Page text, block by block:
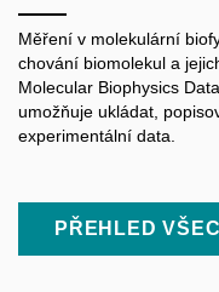
Měření v molekulární
chování biomolekul a
Molecular Biophysics
umožňuje ukládat,
experimentální data.
PŘEHLED